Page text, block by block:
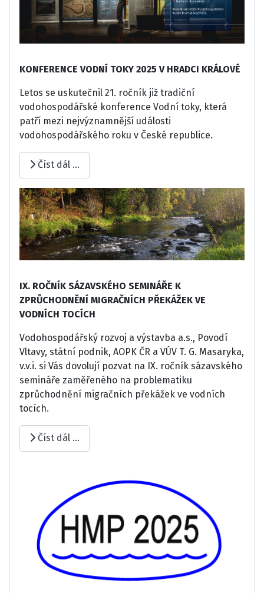
KONFERENCE VODNÍ TOKY 2025 V HRADCI KRÁLOVÉ
Letos se uskutečnil 21. ročník již tradiční
vodohospodářské konference Vodní toky, která
patří mezi nejvýznamnější události
vodohospodářského roku v České republice.
Číst dál …
IX. ROČNÍK SÁZAVSKÉHO SEMINÁŘE K
ZPRŮCHODNĚNÍ MIGRAČNÍCH PŘEKÁŽEK VE
VODNÍCH TOCÍCH
Vodohospodářský rozvoj a výstavba a.s., Povodí
Vltavy, státní podnik, AOPK ČR a VÚV T. G. Masaryka,
v.v.i. si Vás dovolují pozvat na IX. ročník sázavského
semináře zaměřeného na problematiku
zprůchodnění migračních překážek ve vodních
tocích.
Číst dál …